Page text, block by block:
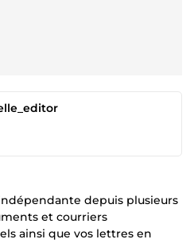
depuis plusieurs
et courriers
ainsi que vos lettres en